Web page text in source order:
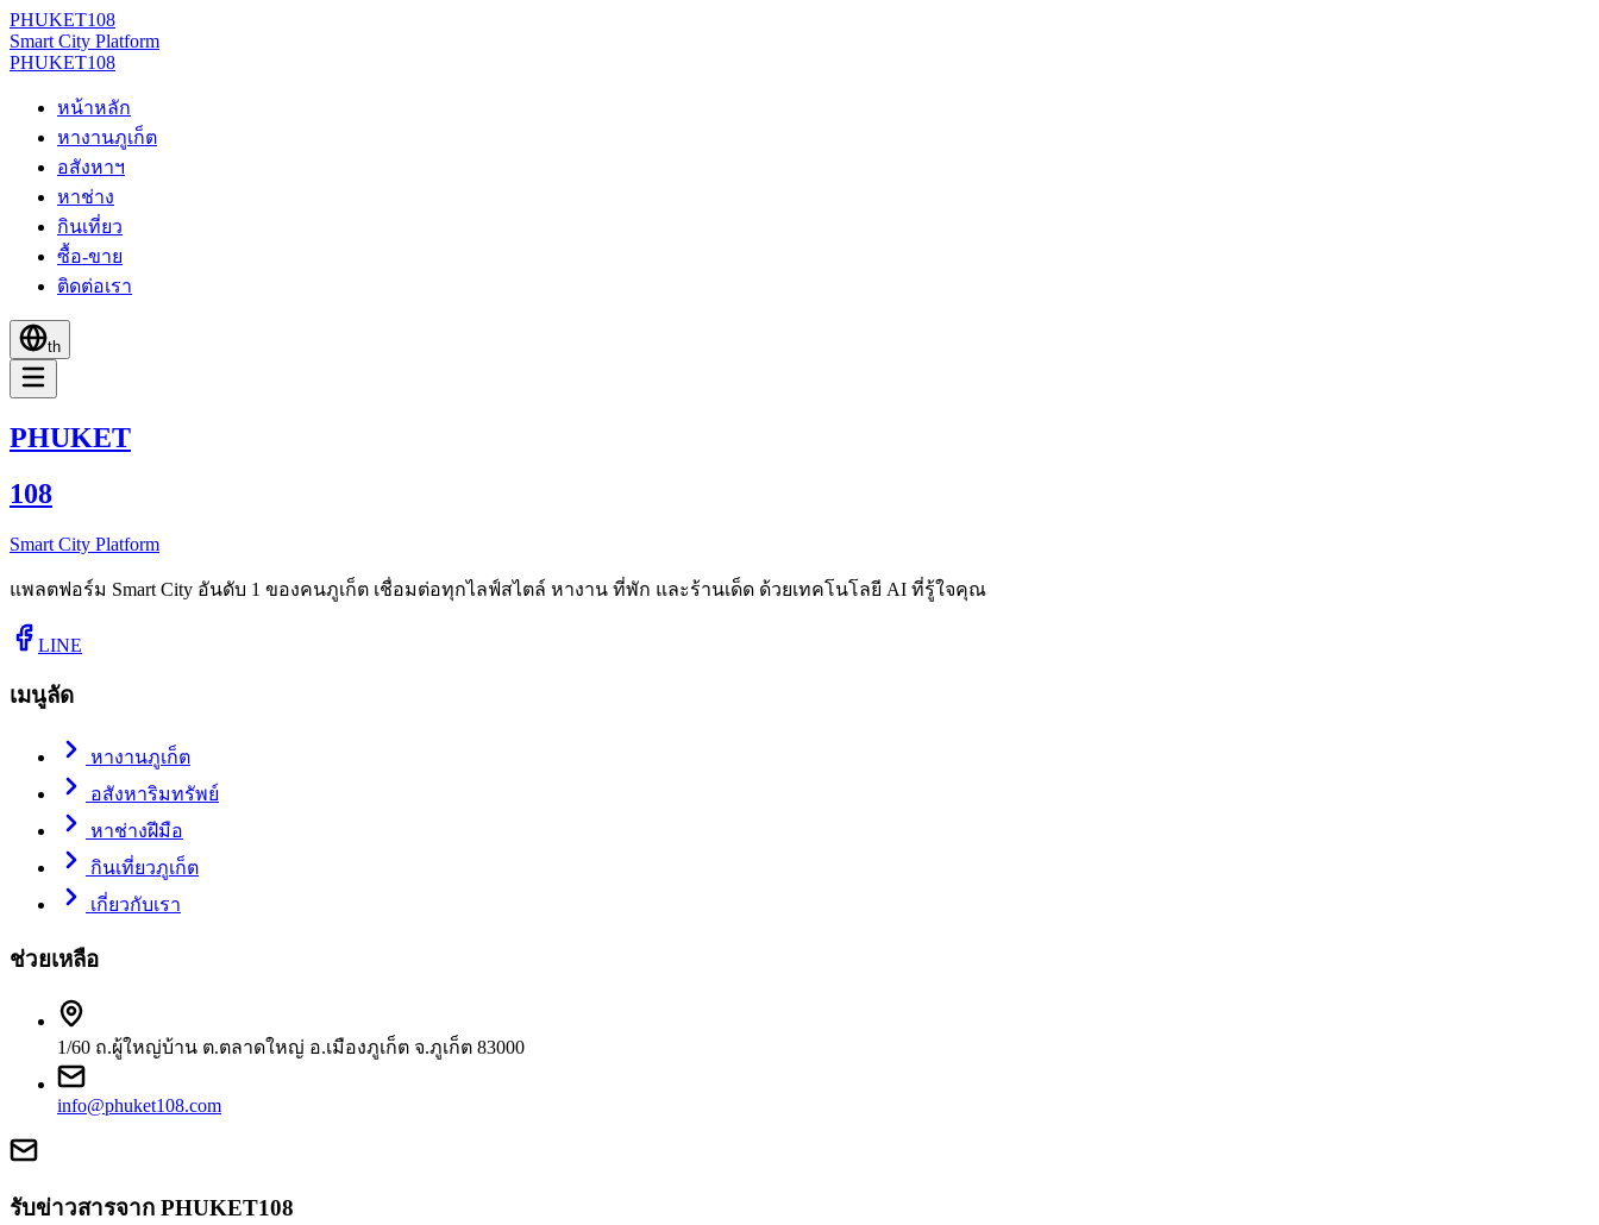
PHUKET108
Smart City Platform
PHUKET108
หน้าหลัก
หางานภูเก็ต
อสังหาฯ
หาช่าง
กินเที่ยว
ซื้อ-ขาย
ติดต่อเรา
th
PHUKET
108
Smart City Platform
แพลตฟอร์ม Smart City อันดับ 1 ของคนภูเก็ต เชื่อมต่อทุกไลฟ์สไตล์ หางาน ที่พัก และร้านเด็ด ด้วยเทคโนโลยี AI ที่รู้ใจคุณ
LINE
เมนูลัด
หางานภูเก็ต
อสังหาริมทรัพย์
หาช่างฝีมือ
กินเที่ยวภูเก็ต
เกี่ยวกับเรา
ช่วยเหลือ
1/60 ถ.ผู้ใหญ่บ้าน ต.ตลาดใหญ่ อ.เมืองภูเก็ต จ.ภูเก็ต 83000
info@phuket108.com
รับข่าวสารจาก PHUKET108